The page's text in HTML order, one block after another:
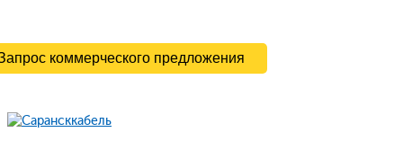
коммерческого предложения